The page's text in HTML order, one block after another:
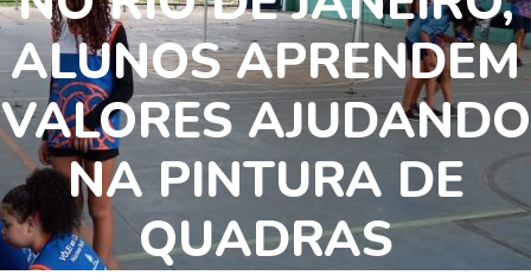
ALUNOS APRENDEM
VALORES AJUDANDO
NA PINTURA DE
QUADRAS